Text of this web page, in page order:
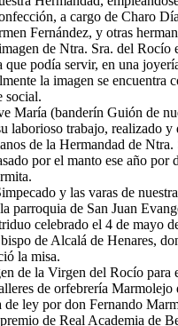
a cargo de Charo
Fernández, y otras
de Ntra. Sra. del Rocío
que podía servir, en una
la imagen se encuentra
social.
María (banderín Guión de
laborioso trabajo, realizado y
de la Hermandad de
por el manto ese año por
y las varas de
parroquia de San Juan
celebrado el 4 de mayo
de Alcalá de Henares,
la misa.
de la Virgen del Rocío para
de orfebrería Marmolejo
de ley por don Fernando
de Real Academia de